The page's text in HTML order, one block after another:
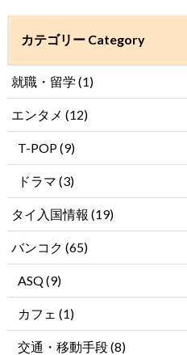
カテゴリー Category
就職・留学 (1)
エンタメ (12)
T-POP(9)
ドラマ (3)
タイ入国情報 (19)
バンコク (65)
ASQ(9)
カフェ (1)
交通・移動手段(8)